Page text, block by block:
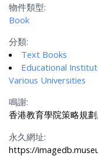
物件類型:
Book
分類:
Text Books
Educational
Various Universities
鳴謝:
香港教育學院策略規
永久網址:
https://